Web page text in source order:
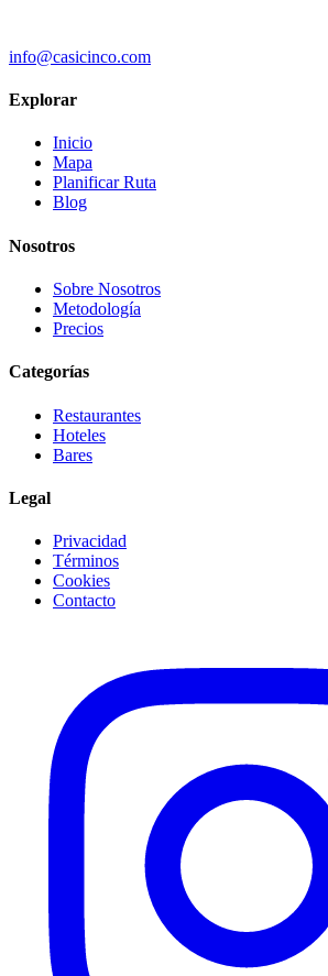
info@casicinco.com
Explorar
Inicio
Mapa
Planificar Ruta
Blog
Nosotros
Sobre Nosotros
Metodología
Precios
Categorías
Restaurantes
Hoteles
Bares
Legal
Privacidad
Términos
Cookies
Contacto